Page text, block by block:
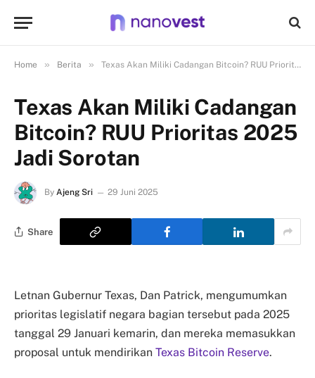
Home » Berita » Texas Akan Miliki Cadangan Bitcoin? RUU Prioritas 2025 Jadi Sorotan
Texas Akan Miliki Cadangan
Bitcoin? RUU Prioritas 2025
Jadi Sorotan
By Ajeng Sri 29 Juni 2025
Share
Letnan Gubernur Texas, Dan Patrick, mengumumkan
prioritas legislatif negara bagian tersebut pada 2025
tanggal 29 Januari kemarin, dan mereka memasukkan
proposal untuk mendirikan Texas Bitcoin Reserve.